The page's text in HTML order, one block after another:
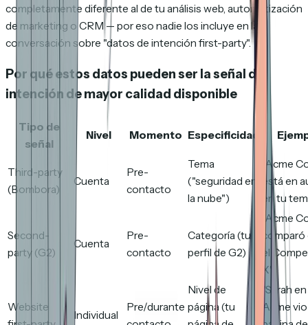
completamente diferente al de tu análisis web, automatización
de marketing o CRM — por eso nadie los incluye en la
conversación sobre "datos de intención first-party".
Por qué estos datos pueden ser la señal de
intención de mayor calidad disponible
Tipo de
señal
Nivel Momento Especificidad
Third-party
(Bombora)
Cuenta
Pre-
contacto
Tema
("seguridad en
la nube")
"Acme
está en
en tu
Second-
party (G2)
Cuenta
Pre-
contacto
Categoría (tu
perfil de G2)
"Acme
el
X"
Website
Individual
Pre/durante
Nivel de
página (tu
"Sarah en
Acme